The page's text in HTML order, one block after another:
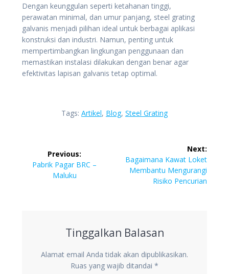
Dengan keunggulan seperti ketahanan tinggi,
perawatan minimal, dan umur panjang, steel grating
galvanis menjadi pilihan ideal untuk berbagai aplikasi
konstruksi dan industri. Namun, penting untuk
mempertimbangkan lingkungan penggunaan dan
memastikan instalasi dilakukan dengan benar agar
efektivitas lapisan galvanis tetap optimal.
Tags: Artikel, Blog, Steel Grating
pos
Previous:
Previous
Pabrik Pagar BRC –
Maluku
Next:
Next
post:
Bagaimana Kawat Loket
Membantu Mengurangi
Risiko Pencurian
Tinggalkan Balasan
Alamat email Anda tidak akan dipublikasikan.
Ruas yang wajib ditandai *